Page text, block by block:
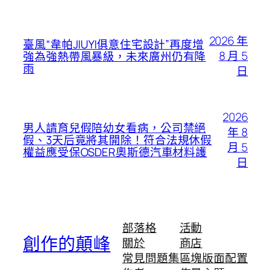
臺風“韋帕JIUYI俱意住宅設計”再度增
強為強熱帶風暴級，未來廣州仍有降
雨
2026 年
8 月 5
日
男人請育兒假陪幼女看病，公司禁絕
假、3天后竟將其開除！符合法規休假
權益應受保OSDER奧斯德汽車材料護
2026
年 8
月 5
日
創作的顛峰
部落格
關於
常見問題集
活動
商店
區塊版面配置